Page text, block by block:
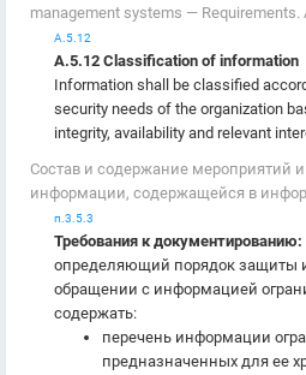
management systems — Requirements.
А.5.12
А.5.12 Classification of information
Information shall be classified
security needs of the organization
integrity, availability and relevant
Состав и содержание мероприятий
информации, содержащейся в
п.3.5.3
Требования к документированию:
определяющий порядок защиты
обращении с информацией
содержать:
перечень информации
предназначенных для ее